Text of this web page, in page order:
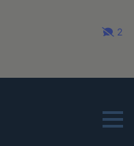
2
Menu